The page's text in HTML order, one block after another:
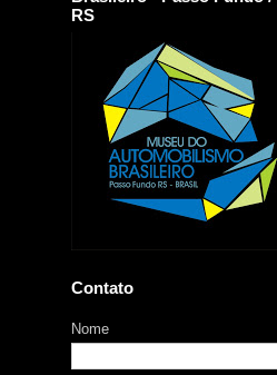
RS
Contato
Nome